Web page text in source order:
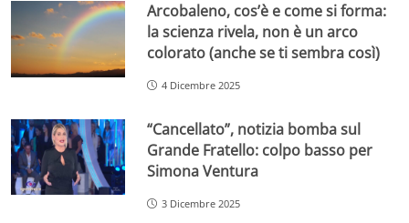
Arcobaleno, cos’è e come si forma:
la scienza rivela, non è un arco
colorato (anche se ti sembra così)
4 Dicembre 2025
“Cancellato”, notizia bomba sul
Grande Fratello: colpo basso per
Simona Ventura
3 Dicembre 2025